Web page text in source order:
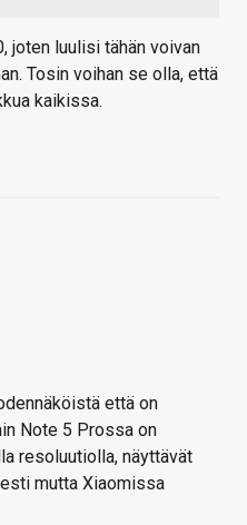
joten luulisi tähän voivan
Tosin voihan se olla, että
kaikissa.
että on
Note 5 Prossa on
resoluutiolla, näyttävät
mutta Xiaomissa